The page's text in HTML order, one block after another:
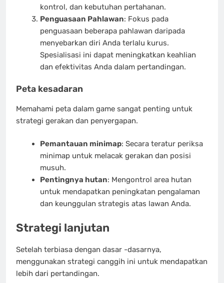
kontrol, dan kebutuhan pertahanan.
Penguasaan Pahlawan: Fokus pada
penguasaan beberapa pahlawan daripada
menyebarkan diri Anda terlalu kurus.
Spesialisasi ini dapat meningkatkan keahlian
dan efektivitas Anda dalam pertandingan.
Peta kesadaran
Memahami peta dalam game sangat penting untuk
strategi gerakan dan penyergapan.
Pemantauan minimap: Secara teratur periksa
minimap untuk melacak gerakan dan posisi
musuh.
Pentingnya hutan: Mengontrol area hutan
untuk mendapatkan peningkatan pengalaman
dan keunggulan strategis atas lawan Anda.
Strategi lanjutan
Setelah terbiasa dengan dasar -dasarnya,
menggunakan strategi canggih ini untuk mendapatkan
lebih dari pertandingan.